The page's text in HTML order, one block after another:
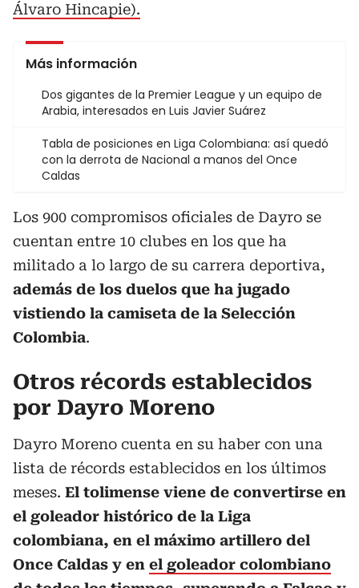
Álvaro Hincapie).
Más información
Dos gigantes de la Premier League y un equipo de
Arabia, interesados en Luis Javier Suárez
Tabla de posiciones en Liga Colombiana: así quedó
con la derrota de Nacional a manos del Once
Caldas
Los 900 compromisos oficiales de Dayro se
cuentan entre 10 clubes en los que ha
militado a lo largo de su carrera deportiva,
además de los duelos que ha jugado
vistiendo la camiseta de la Selección
Colombia.
Otros récords establecidos
por Dayro Moreno
Dayro Moreno cuenta en su haber con una
lista de récords establecidos en los últimos
meses. El tolimense viene de convertirse en
el goleador histórico de la Liga
colombiana, en el máximo artillero del
Once Caldas y en el goleador colombiano